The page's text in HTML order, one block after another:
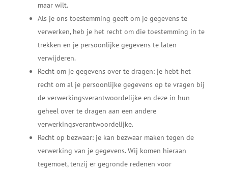
maar wilt.
Als je ons toestemming geeft om je gegevens te
verwerken, heb je het recht om die toestemming in te
trekken en je persoonlijke gegevens te laten
verwijderen.
Recht om je gegevens over te dragen: je hebt het
recht om al je persoonlijke gegevens op te vragen bij
de verwerkingsverantwoordelijke en deze in hun
geheel over te dragen aan een andere
verwerkingsverantwoordelijke.
Recht op bezwaar: je kan bezwaar maken tegen de
verwerking van je gegevens. Wij komen hieraan
tegemoet, tenzij er gegronde redenen voor